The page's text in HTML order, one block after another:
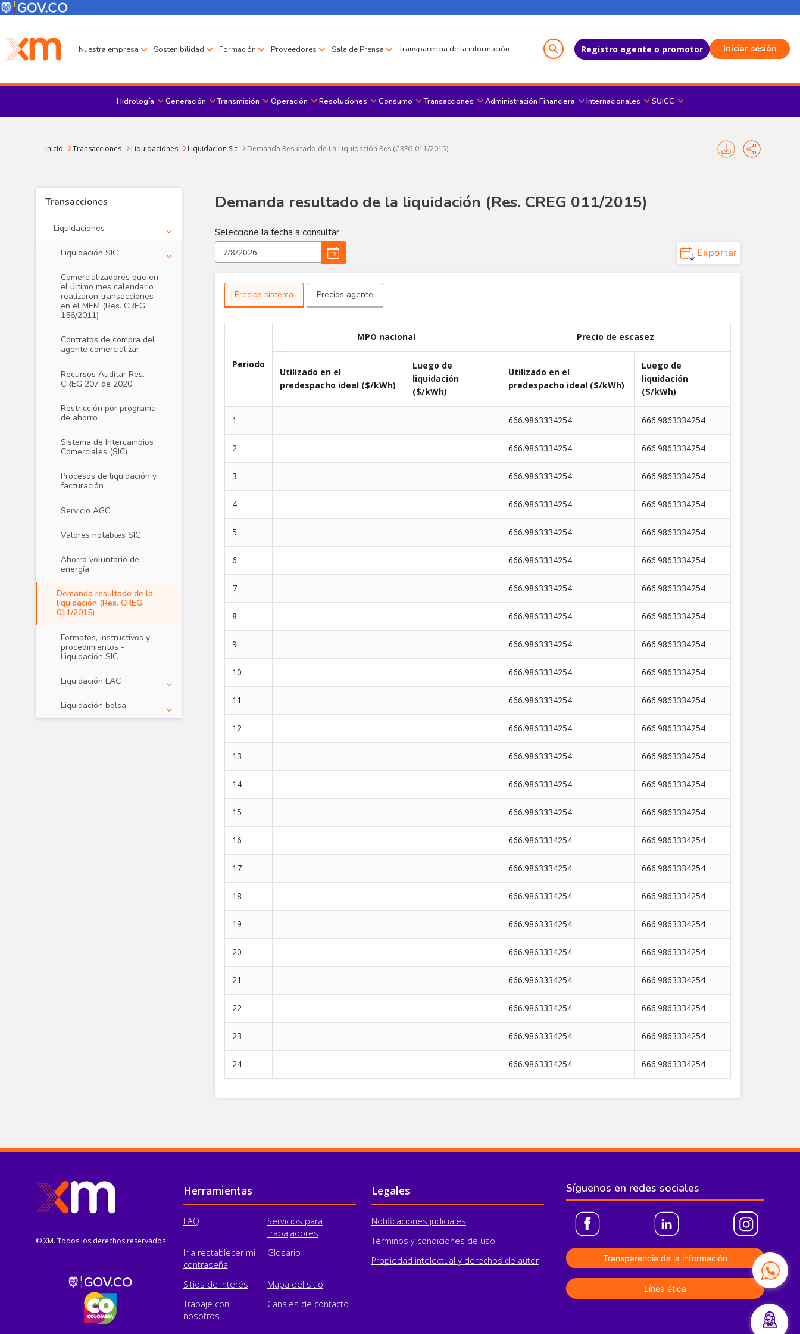
Pasar al contenido principal
Menú Corporativo
Menú de encabezado
Nuestra empresa Sostenibilidad Formación Proveedores Sala de Prensa Transparencia de la información Registro agente o promotor Iniciar sesión
Hidrología Generación Transmisión Operación Resoluciones Consumo Transacciones Administración Financiera Internacionales SUICC
Sobrescribir enlaces de ayuda a la navegación
Inicio Transacciones Liquidaciones Liquidacion Sic Demanda Resultado de La Liquidación Res.(CREG 011/2015)
Transacciones Liquidaciones - Energético
Transacciones
Liquidaciones
Liquidación SIC
Comercializadores que en
el último mes calendario
realizaron transacciones
en el MEM (Res. CREG
156/2011)
Contratos de compra del
agente comercializar
Recursos Auditar Res.
CREG 207 de 2020
Restricción por programa
de ahorro
Sistema de Intercambios
Comerciales (SIC)
Procesos de liquidación y
facturación
Servicio AGC
Valores notables SIC
Ahorro voluntario de
energía
Demanda resultado de la
liquidación (Res. CREG
011/2015)
Formatos, instructivos y
procedimientos -
Liquidación SIC
Liquidación LAC
Liquidación bolsa
Demanda resultado de la liquidación (Res. CREG 011/2015)
© XM. Todos los derechos reservados
Pie de página
Herramientas
FAQ
Servicios para
trabajadores
Ir a restablecer mi
contraseña
Glosario
Sitios de interés
Mapa del sitio
Trabaje con
nosotros
Canales de contacto
Legales
Notificaciones judiciales
Términos y condiciones de uso
Propiedad intelectual y derechos de autor
Síguenos en redes sociales
Transparencia de la información
Línea ética